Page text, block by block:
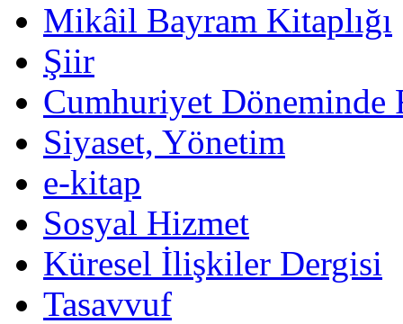
Mikâil Bayram Kitaplığı
Şiir
Cumhuriyet Döneminde
Siyaset, Yönetim
e-kitap
Sosyal Hizmet
Küresel İlişkiler Dergisi
Tasavvuf